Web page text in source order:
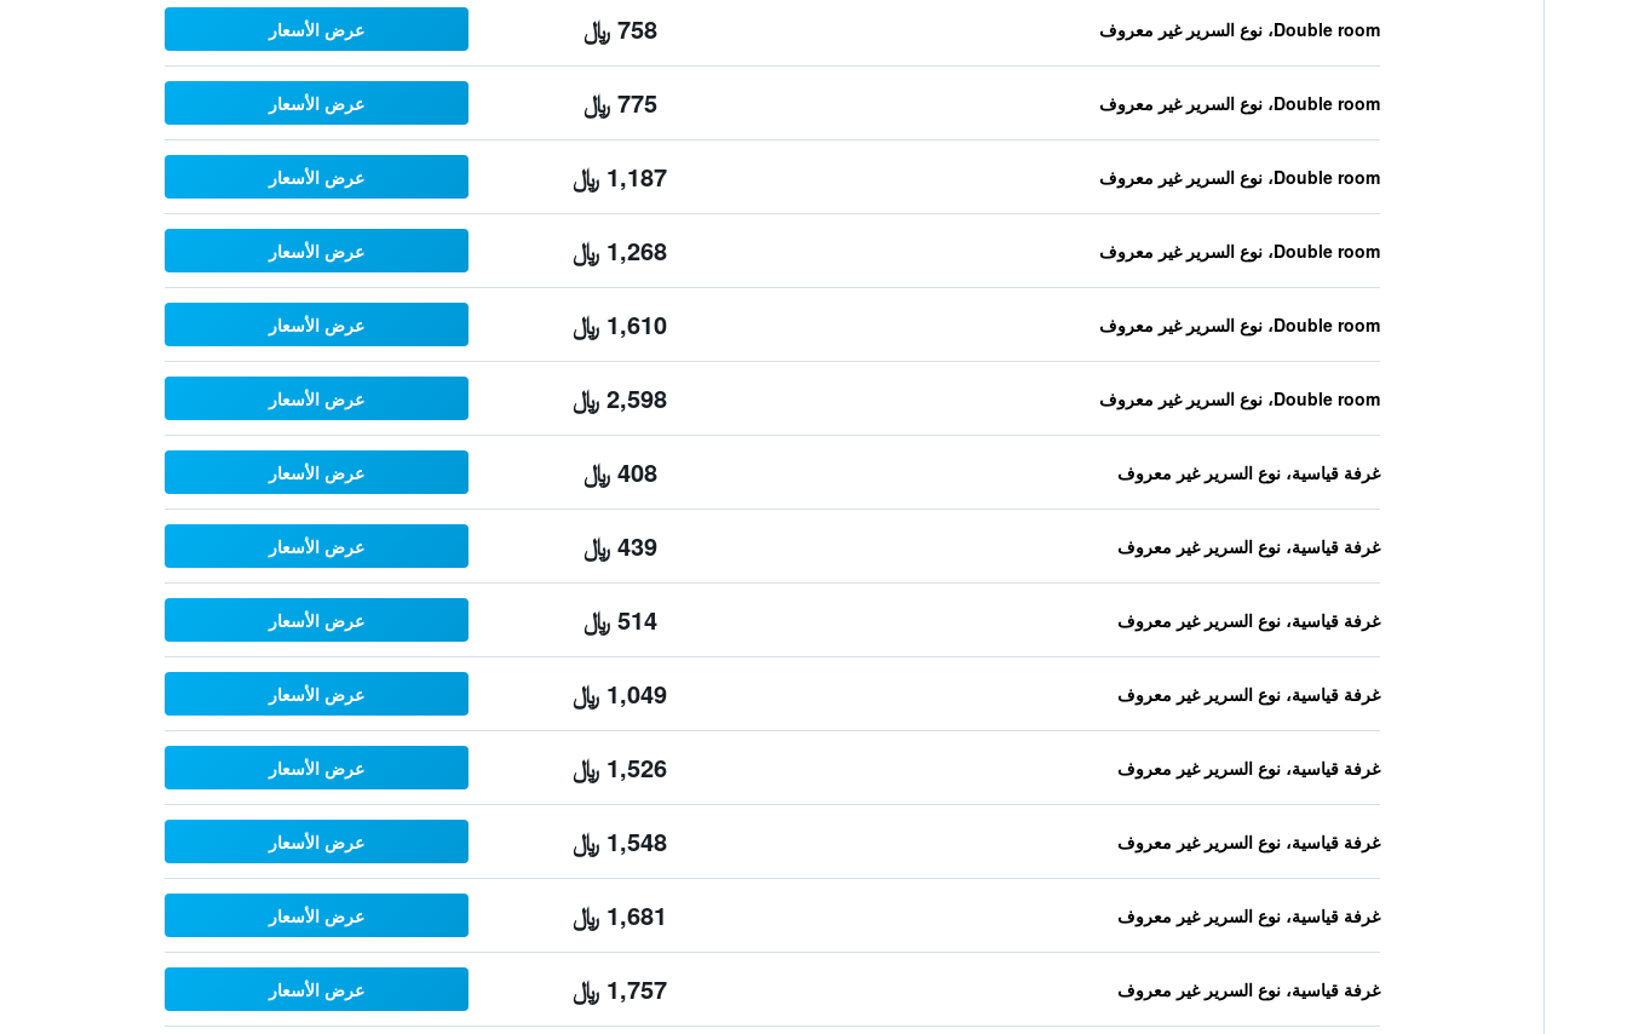
Double room، نوع السرير غير معروف 758 ﷼ عرض الأسعار
Double room، نوع السرير غير معروف 775 ﷼ عرض الأسعار
Double room، نوع السرير غير معروف 1,187 ﷼ عرض الأسعار
Double room، نوع السرير غير معروف 1,268 ﷼ عرض الأسعار
Double room، نوع السرير غير معروف 1,610 ﷼ عرض الأسعار
Double room، نوع السرير غير معروف 2,598 ﷼ عرض الأسعار
غرفة قياسية، نوع السرير غير معروف 408 ﷼ عرض الأسعار
غرفة قياسية، نوع السرير غير معروف 439 ﷼ عرض الأسعار
غرفة قياسية، نوع السرير غير معروف 514 ﷼ عرض الأسعار
غرفة قياسية، نوع السرير غير معروف 1,049 ﷼ عرض الأسعار
غرفة قياسية، نوع السرير غير معروف 1,526 ﷼ عرض الأسعار
غرفة قياسية، نوع السرير غير معروف 1,548 ﷼ عرض الأسعار
غرفة قياسية، نوع السرير غير معروف 1,681 ﷼ عرض الأسعار
غرفة قياسية، نوع السرير غير معروف 1,757 ﷼ عرض الأسعار